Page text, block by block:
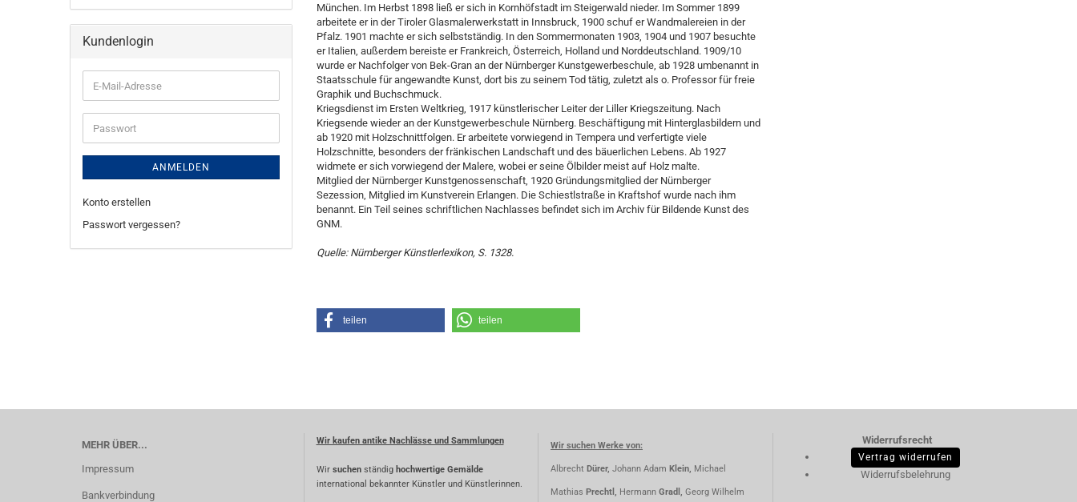
München. Im Herbst 1898 ließ er sich in Kornhöfstadt im Steigerwald nieder. Im Sommer 1899
arbeitete er in der Tiroler Glasmalerwerkstatt in Innsbruck, 1900 schuf er Wandmalereien in der
Pfalz. 1901 machte er sich selbstständig. In den Sommermonaten 1903, 1904 und 1907 besuchte
er Italien, außerdem bereiste er Frankreich, Österreich, Holland und Norddeutschland. 1909/10
wurde er Nachfolger von Bek-Gran an der Nürnberger Kunstgewerbeschule, ab 1928 umbenannt in
Staatsschule für angewandte Kunst, dort bis zu seinem Tod tätig, zuletzt als o. Professor für freie
Graphik und Buchschmuck.
Kriegsdienst im Ersten Weltkrieg, 1917 künstlerischer Leiter der Liller Kriegszeitung. Nach
Kriegsende wieder an der Kunstgewerbeschule Nürnberg. Beschäftigung mit Hinterglasbildern und
ab 1920 mit Holzschnittfolgen. Er arbeitete vorwiegend in Tempera und verfertigte viele
Holzschnitte, besonders der fränkischen Landschaft und des bäuerlichen Lebens. Ab 1927
widmete er sich vorwiegend der Malere, wobei er seine Ölbilder meist auf Holz malte.
Mitglied der Nürnberger Kunstgenossenschaft, 1920 Gründungsmitglied der Nürnberger
Sezession, Mitglied im Kunstverein Erlangen. Die Schiestlstraße in Kraftshof wurde nach ihm
benannt. Ein Teil seines schriftlichen Nachlasses befindet sich im Archiv für Bildende Kunst des
GNM.
Quelle: Nürnberger Künstlerlexikon, S. 1328.
teilen teilen
Kundenlogin
E-
Mail-
Adresse
Passwort
ANMELDEN
Konto erstellen
Passwort vergessen?
MEHR ÜBER...
Impressum
Bankverbindung
Wir kaufen antike Nachlässe und Sammlungen
Wir suchen ständig hochwertige Gemälde
international bekannter Künstler und Künstlerinnen.
Wir suchen Werke von:
Albrecht Dürer, Johann Adam Klein, Michael
Mathias Prechtl, Hermann Gradl, Georg Wilhelm
Widerrufsrecht
Vertrag widerrufen
Widerrufsbelehrung